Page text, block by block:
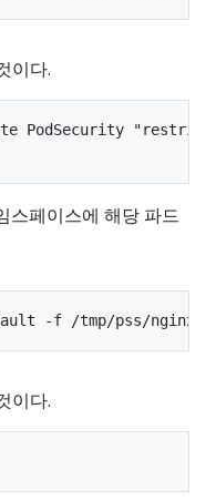
이다.
PodSecurity
스페이스에 해당 파드
이다.